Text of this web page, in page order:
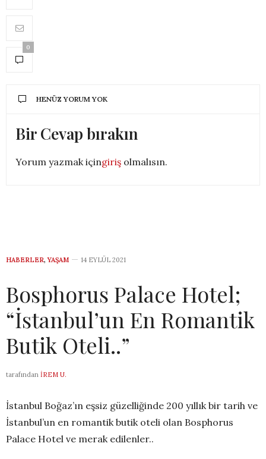
0
HENÜZ YORUM YOK
Bir Cevap bırakın
Yorum yazmak içingiriş olmalısın.
HABERLER, YAŞAM 14 EYLÜL 2021
Bosphorus Palace Hotel;
“İstanbul’un En Romantik
Butik Oteli..”
tarafından İREM U.
İstanbul Boğaz’ın eşsiz güzelliğinde 200 yıllık bir tarih ve
İstanbul’un en romantik butik oteli olan Bosphorus
Palace Hotel ve merak edilenler..